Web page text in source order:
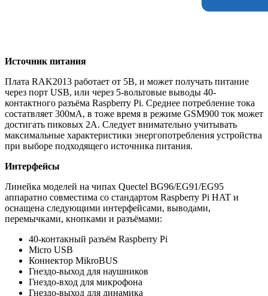
Источник питания
Плата RAK2013 работает от 5В, и может получать питание
через порт USB, или через 5-вольтовые выводы 40-
контактного разъёма Raspberry Pi. Среднее потребление тока
состатвляет 300мА, в тоже время в режиме GSM900 ток может
достигать пиковых 2А. Следует внимательно учитывать
максимальные характеристики энергопотребления устройства
при выборе подходящего источника питания.
Интерфейсы
Линейка моделей на чипах Quectel BG96/EG91/EG95
аппаратно совместима со стандартом Raspberry Pi HAT и
оснащена следующими интерфейсами, выводами,
перемычками, кнопками и разъёмами:
40-контакный разъём Raspberry Pi
Micro USB
Коннектор MikroBUS
Гнездо-выход для наушников
Гнездо-вход для микрофона
Гнездо-выход для динамика